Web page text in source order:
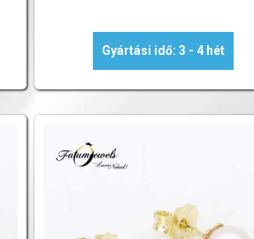
Gyártási idő: 3 - 4 hét